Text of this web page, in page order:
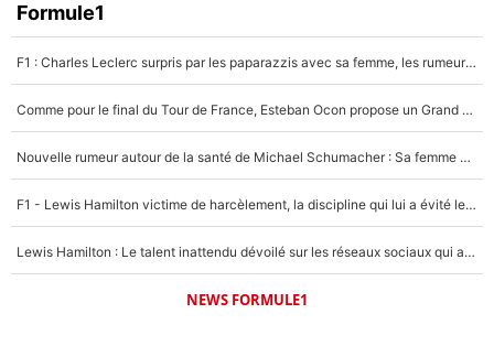
Formule1
F1 : Charles Leclerc surpris par les paparazzis avec sa femme, les rumeurs étaient vraies !
Comme pour le final du Tour de France, Esteban Ocon propose un Grand Prix de Formule 1 à Paris : «Autour de l’Arc de Triomphe, ce serait génial» !
Nouvelle rumeur autour de la santé de Michael Schumacher : Sa femme Corinna sort du silence
F1 - Lewis Hamilton victime de harcèlement, la discipline qui lui a évité le pire : «J'aurais probablement mal tourné»
Lewis Hamilton : Le talent inattendu dévoilé sur les réseaux sociaux qui a impressionné Kim Kardashian pendant leurs vacances en amoureux !
NEWS FORMULE1